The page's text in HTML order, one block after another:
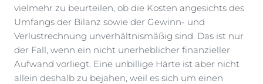
vielmehr zu beurteilen, ob die Kosten angesichts des
Umfangs der Bilanz sowie der Gewinn- und
Verlustrechnung unverhältnismäßig sind. Das ist nur
der Fall, wenn ein nicht unerheblicher finanzieller
Aufwand vorliegt. Eine unbillige Härte ist aber nicht
allein deshalb zu bejahen, weil es sich um einen